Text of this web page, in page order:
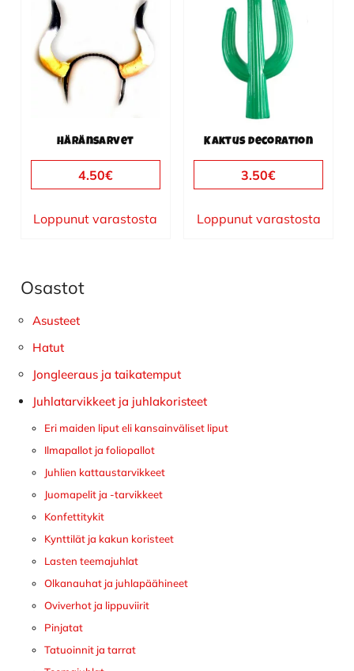
Häränsarvet
4.50€
Loppunut varastosta
Kaktus decoration
3.50€
Loppunut varastosta
Ensisijainen
sivupalkki
Osastot
Asusteet
Hatut
Jongleeraus ja taikatemput
Juhlatarvikkeet ja juhlakoristeet
Eri maiden liput eli kansainväliset liput
Ilmapallot ja foliopallot
Juhlien kattaustarvikkeet
Juomapelit ja -tarvikkeet
Konfettitykit
Kynttilät ja kakun koristeet
Lasten teemajuhlat
Olkanauhat ja juhlapäähineet
Oviverhot ja lippuviirit
Pinjatat
Tatuoinnit ja tarrat